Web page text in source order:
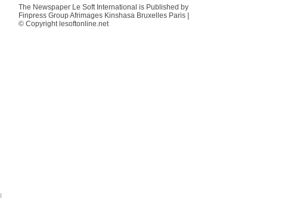
The Newspaper Le Soft International is Published by
Finpress Group Afrimages Kinshasa Bruxelles Paris |
© Copyright lesoftonline.net